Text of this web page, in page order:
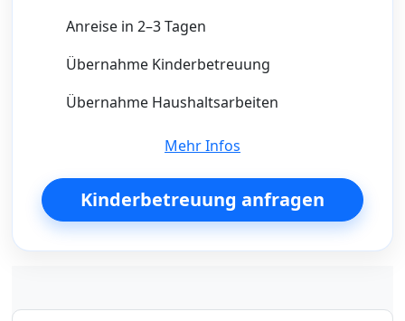
Anreise in 2–3 Tagen
Übernahme Kinderbetreuung
Übernahme Haushaltsarbeiten
Mehr Infos
Kinderbetreuung anfragen